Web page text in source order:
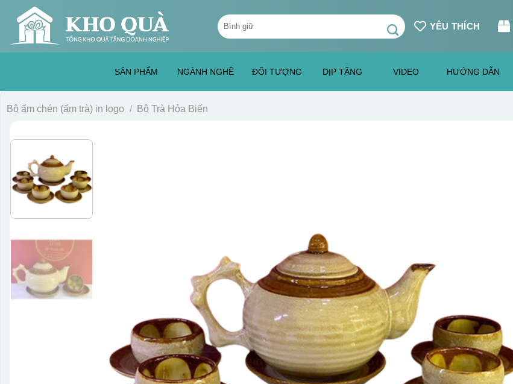
content
Tìm
kiếm:
YÊU THÍCH
SẢN PHẨM NGÀNH NGHỀ ĐỐI TƯỢNG DỊP TẶNG VIDEO HƯỚNG DẪN
Bộ ấm chén (ấm trà) in logo / Bộ Trà Hỏa Biến